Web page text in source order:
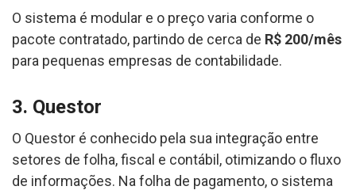
O sistema é modular e o preço varia conforme o
pacote contratado, partindo de cerca de R$ 200/mês
para pequenas empresas de contabilidade.
3. Questor
O Questor é conhecido pela sua integração entre
setores de folha, fiscal e contábil, otimizando o fluxo
de informações. Na folha de pagamento, o sistema